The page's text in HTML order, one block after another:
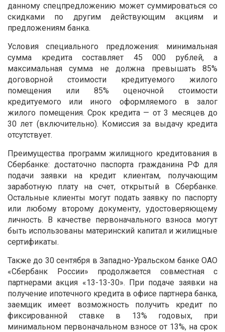
данному спецпредложению может суммироваться со
скидками по другим действующим акциям и
предложениям банка.
Условия специального предложения: минимальная
сумма кредита составляет 45 000 рублей, а
максимальная сумма не должна превышать 85%
договорной стоимости кредитуемого жилого
помещения или 85% оценочной стоимости
кредитуемого или иного оформляемого в залог
жилого помещения. Срок кредита — от 3 месяцев до
30 лет (включительно). Комиссия за выдачу кредита
отсутствует.
Преимущества программ жилищного кредитования в
Сбербанке: достаточно паспорта гражданина РФ для
подачи заявки на кредит клиентам, получающим
заработную плату на счет, открытый в Сбербанке.
Остальные клиенты могут подать заявку по паспорту
или любому второму документу, удостоверяющему
личность. В качестве первоначального взноса могут
быть использованы материнский капитал и жилищные
сертификаты.
Также до 30 сентября в Западно-Уральском банке ОАО
«Сбербанк России» продолжается совместная с
партнерами акция «13-13-30». При подаче заявки на
получение ипотечного кредита в офисе партнера банка,
заемщик имеет возможность получить кредит по
фиксированной ставке в 13% годовых, при
минимальном первоначальном взносе от 13%, на срок